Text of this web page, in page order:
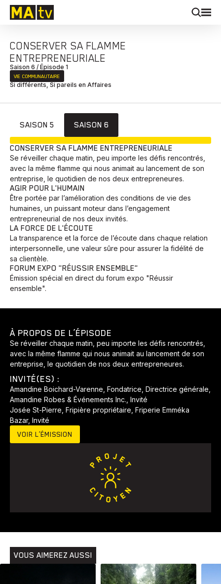
Bingo Communauté
CONSERVER SA FLAMME
ENTREPRENEURIALE
Saison 6 / Épisode 1
VIE COMMUNAUTAIRE
Si différents, Si pareils en Affaires
SAISON 5
SAISON 6
CONSERVER SA FLAMME ENTREPRENEURIALE
Se réveiller chaque matin, peu importe les défis rencontrés,
avec la même flamme qui nous animait au lancement de son
entreprise, le quotidien de nos deux entrepreneures.
AGIR POUR L'HUMAIN
Être portée par l’amélioration des conditions de vie des
humaines, un puissant moteur dans l’engagement
entrepreneurial de nos deux invités.
LA FORCE DE L'ÉCOUTE
La transparence et la force de l’écoute dans chaque relation
interpersonnelle, une valeur sûre pour assurer la fidélité de
sa clientèle.
FORUM EXPO "RÉUSSIR ENSEMBLE"
Émission spécial en direct du forum expo "Réussir
ensemble".
À PROPOS DE L’ÉPISODE
Se réveiller chaque matin, peu importe les défis rencontrés,
avec la même flamme qui nous animait au lancement de son
entreprise, le quotidien de nos deux entrepreneures.
INVITÉ(ES) :
Amandine Boichard-Varenne, Fondatrice, Directrice générale,
Amandine Robes & Événements Inc., Invité
Josée St-Pierre, Fripière propriétaire, Friperie Emméka
Bazar, Invité
VOIR L’ÉMISSION
VOUS AIMEREZ AUSSI